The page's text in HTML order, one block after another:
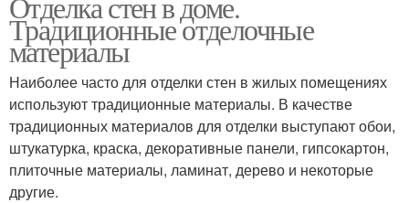
Традиционные отделочные
материалы
Наиболее часто для отделки стен в жилых помещениях
используют традиционные материалы. В качестве
традиционных материалов для отделки выступают обои,
штукатурка, краска, декоративные панели, гипсокартон,
плиточные материалы, ламинат, дерево и некоторые
другие.